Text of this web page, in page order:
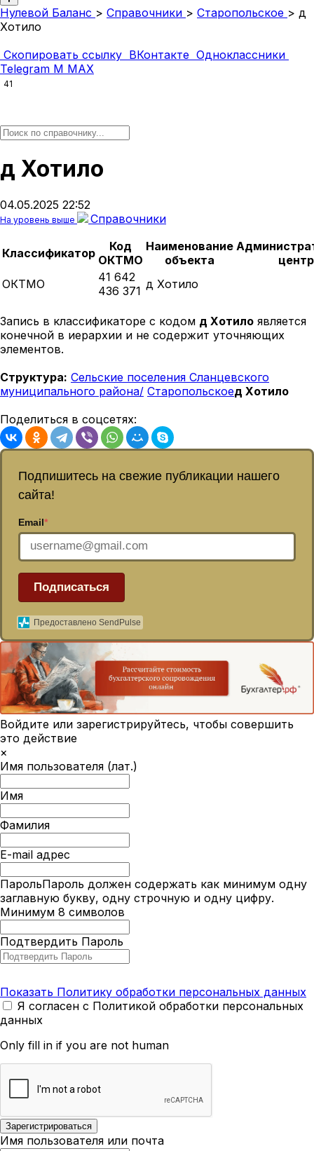
Нулевой Баланс > Справочники > Старопольское > д
Хотило
Скопировать ссылку ВКонтакте Одноклассники
Telegram M MAX
41
д Хотило
04.05.2025 22:52
На уровень выше Справочники
Классификатор
Код
ОКТМО
Наименование
объекта
центр
ОКТМО
41 642
436 371 д Хотило
Запись в классификаторе с кодом д Хотило является
конечной в иерархии и не содержит уточняющих
элементов.
Структура: Сельские поселения Сланцевского
муниципального района/ Старопольскоед Хотило
Поделиться в соцсетях:
Подпишитесь на свежие публикации нашего
сайта!
Email*
Подписаться
Предоставлено SendPulse
Войдите или зарегистрируйтесь, чтобы совершить
это действие
×
Имя пользователя (лат.)
Имя
Фамилия
E-mail адрес
ПарольПароль должен содержать как минимум одну
заглавную букву, одну строчную и одну цифру.
Минимум 8 символов
Подтвердить Пароль
Показать Политику обработки персональных данных
Я согласен с Политикой обработки персональных
данных
Only fill in if you are not human
Имя пользователя или почта